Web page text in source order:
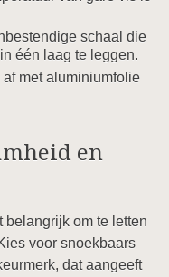
schaal die
één laag te leggen.
met aluminiumfolie
en
belangrijk om te letten
voor snoekbaars
dat aangeeft